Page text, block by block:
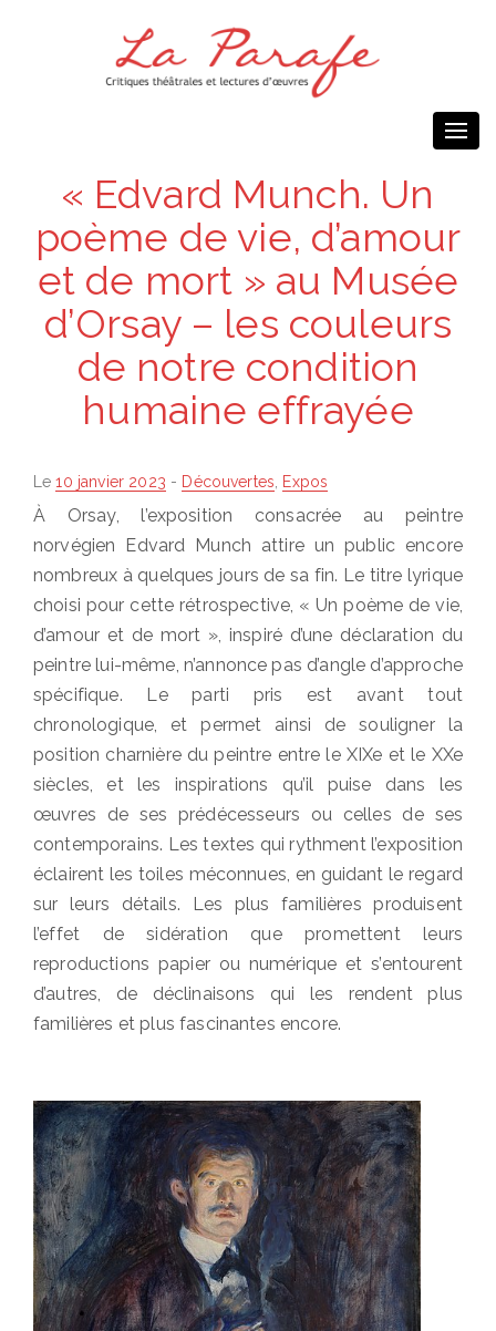
« Edvard Munch. Un
poème de vie, d’amour
et de mort » au Musée
d’Orsay – les couleurs
de notre condition
humaine effrayée
LePosted
on
10 janvier 2023 - Découvertes Expos
À Orsay, l’exposition consacrée au peintre
norvégien Edvard Munch attire un public encore
nombreux à quelques jours de sa fin. Le titre lyrique
choisi pour cette rétrospective, « Un poème de vie,
d’amour et de mort », inspiré d’une déclaration du
peintre lui-même, n’annonce pas d’angle d’approche
spécifique. Le parti pris est avant tout
chronologique, et permet ainsi de souligner la
position charnière du peintre entre le XIXe et le XXe
siècles, et les inspirations qu’il puise dans les
œuvres de ses prédécesseurs ou celles de ses
contemporains. Les textes qui rythment l’exposition
éclairent les toiles méconnues, en guidant le regard
sur leurs détails. Les plus familières produisent
l’effet de sidération que promettent leurs
reproductions papier ou numérique et s’entourent
d’autres, de déclinaisons qui les rendent plus
familières et plus fascinantes encore.